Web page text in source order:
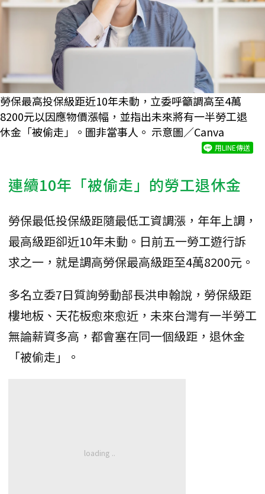
勞保最高投保級距近10年未動，立委呼籲調高至4萬
8200元以因應物價漲幅，並指出未來將有一半勞工退
休金「被偷走」。圖非當事人。 示意圖／Canva
用LINE傳送
連續10年「被偷走」的勞工退休金
勞保最低投保級距隨最低工資調漲，年年上調，
最高級距卻近10年未動。日前五一勞工遊行訴
求之一，就是調高勞保最高級距至4萬8200元。
多名立委7日質詢勞動部長洪申翰說，勞保級距
樓地板、天花板愈來愈近，未來台灣有一半勞工
無論薪資多高，都會塞在同一個級距，退休金
「被偷走」。